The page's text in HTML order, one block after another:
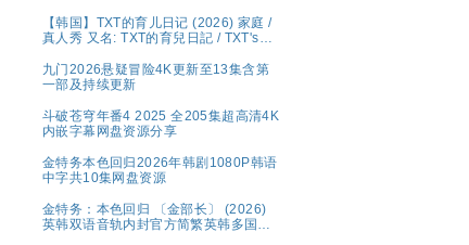
【韩国】TXT的育儿日记 (2026) 家庭 /
真人秀 又名: TXT的育兒日記 / TXT's
브）将于 5 月 1 日（周五）独家公开宣
布传奇综艺回归的《TXT的育儿日记》
九门2026悬疑冒险4K更新至13集含第
一部及持续更新
斗破苍穹年番4 2025 全205集超高清4K
内嵌字幕网盘资源分享
金特务本色回归2026年韩剧1080P韩语
中字共10集网盘资源
金特务：本色回归 〔金部长〕 (2026)
英韩双语音轨内封官方简繁英韩多国字